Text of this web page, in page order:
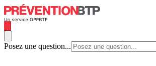
Posez une question...